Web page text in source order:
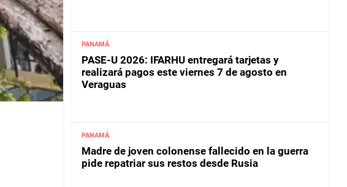
PANAMÁ
PASE-U 2026: IFARHU entregará tarjetas y
realizará pagos este viernes 7 de agosto en
Veraguas
PANAMÁ
Madre de joven colonense fallecido en la guerra
pide repatriar sus restos desde Rusia